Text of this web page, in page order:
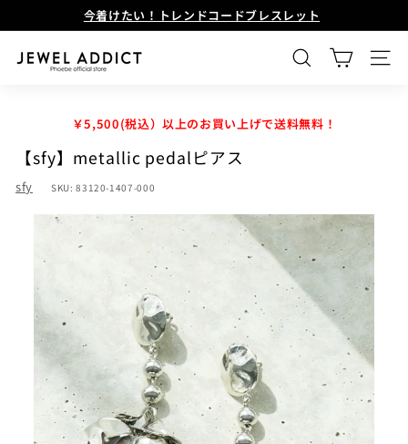
to
Pause
今着けたい！トレンドコードブレスレット
J
E
L
SEARCH
￥5,500(税込）以上のお買い上げで送料無料！
【sfy】metallic pedalピアス
sfy SKU:83120-1407-000